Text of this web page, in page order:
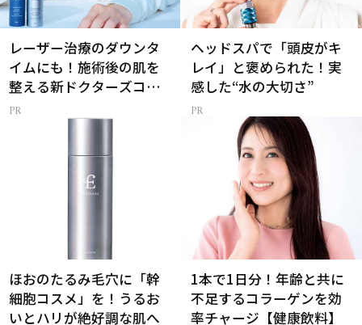
レーザー治療のダウンタ
イムにも！施術後の肌を
整える新ドクターズコス
メ
ヘッドスパで「頭皮がキ
レイ」と褒められた！実
感した“水の大切さ”
ほおのたるみ毛穴に「幹
細胞コスメ」を！うるお
いとハリが絶好調な肌へ
1本で1日分！年齢と共に
不足するコラーゲンを効
率チャージ【健康飲料】